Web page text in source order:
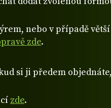
nebo v případě
zde.
si ji předem
zde.